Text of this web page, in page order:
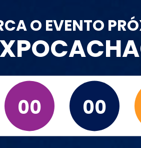
O EVENTO
00 00